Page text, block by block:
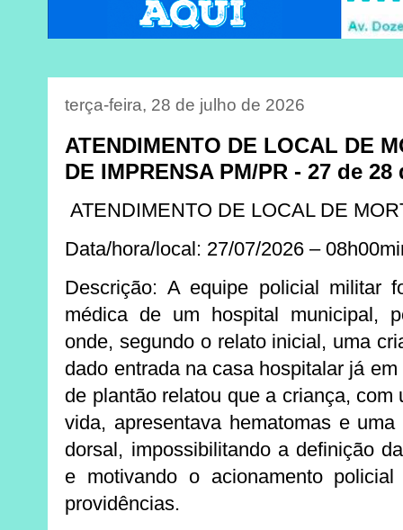
terça-feira, 28 de julho de 2026
ATENDIMENTO DE LOCAL DE
DE IMPRENSA PM/PR - 27 de
ATENDIMENTO DE LOCAL DE
Data/hora/local: 27/07/2026 –
Descrição: A equipe policial militar
médica de um hospital municipal,
onde, segundo o relato inicial, uma
dado entrada na casa hospitalar já
de plantão relatou que a criança,
vida, apresentava hematomas e
dorsal, impossibilitando a definição
e motivando o acionamento
providências.